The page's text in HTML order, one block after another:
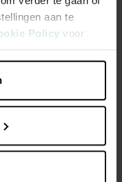
aan te
Policy voor
solide conçu pour
chromé et
des